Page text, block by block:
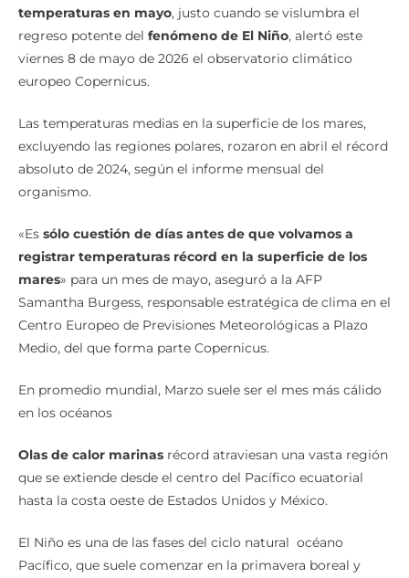
temperaturas en mayo, justo cuando se vislumbra el
regreso potente del fenómeno de El Niño, alertó este
viernes 8 de mayo de 2026 el observatorio climático
europeo Copernicus.
Las temperaturas medias en la superficie de los mares,
excluyendo las regiones polares, rozaron en abril el récord
absoluto de 2024, según el informe mensual del
organismo.
«Es sólo cuestión de días antes de que volvamos a
registrar temperaturas récord en la superficie de los
mares» para un mes de mayo, aseguró a la AFP
Samantha Burgess, responsable estratégica de clima en el
Centro Europeo de Previsiones Meteorológicas a Plazo
Medio, del que forma parte Copernicus.
En promedio mundial, Marzo suele ser el mes más cálido
en los océanos
Olas de calor marinas récord atraviesan una vasta región
que se extiende desde el centro del Pacífico ecuatorial
hasta la costa oeste de Estados Unidos y México.
El Niño es una de las fases del ciclo natural océano
Pacífico, que suele comenzar en la primavera boreal y